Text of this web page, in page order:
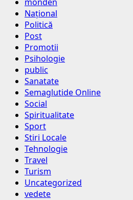
Național
Politică
Post
Promotii
Psihologie
public
Sanatate
Semaglutide Online
Social
Spiritualitate
Sport
Stiri Locale
Tehnologie
Travel
Turism
Uncategorized
vedete